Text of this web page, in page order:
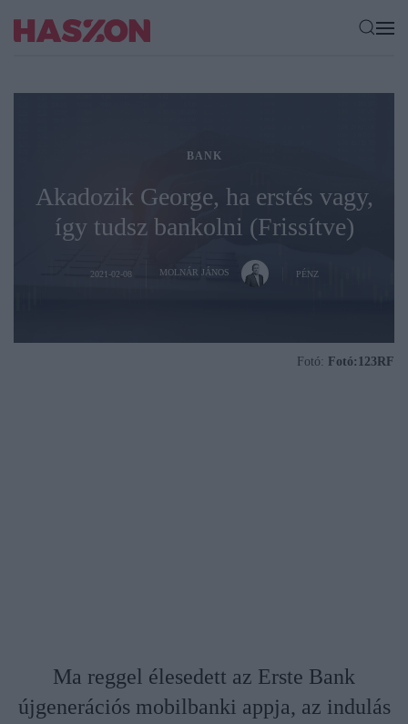
BANK
Akadozik George, ha erstés vagy,
így tudsz bankolni (Frissítve)
2021-02-08 MOLNÁR JÁNOS PÉNZ
Fotó: Fotó:123RF
Ma reggel élesedett az Erste Bank
újgenerációs mobilbanki appja, az indulás